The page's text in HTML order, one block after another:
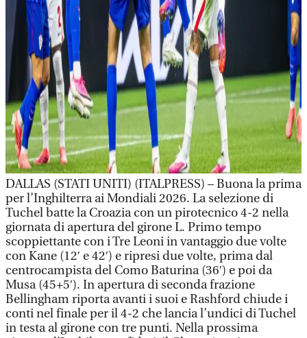
DALLAS (STATI UNITI) (ITALPRESS) – Buona la prima
per l’Inghilterra ai Mondiali 2026. La selezione di
Tuchel batte la Croazia con un pirotecnico 4-2 nella
giornata di apertura del girone L. Primo tempo
scoppiettante con i Tre Leoni in vantaggio due volte
con Kane (12′ e 42′) e ripresi due volte, prima dal
centrocampista del Como Baturina (36′) e poi da
Musa (45+5′). In apertura di seconda frazione
Bellingham riporta avanti i suoi e Rashford chiude i
conti nel finale per il 4-2 che lancia l’undici di Tuchel
in testa al girone con tre punti. Nella prossima